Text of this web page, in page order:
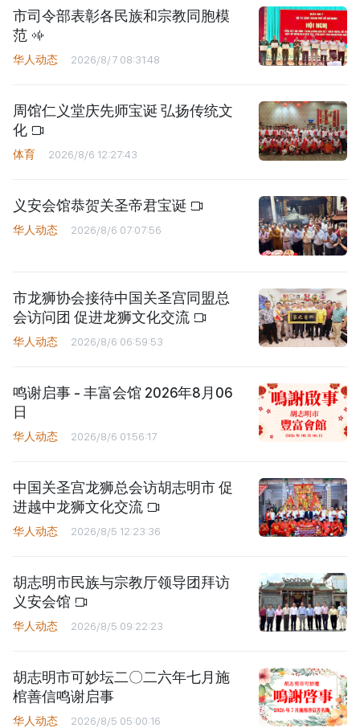
市司令部表彰各民族和宗教同胞模
范
华人动态 2026/8/7 08:31:48
周馆仁义堂庆先师宝诞 弘扬传统文
化
体育 2026/8/6 12:27:43
义安会馆恭贺关圣帝君宝诞
华人动态 2026/8/6 07:07:56
市龙狮协会接待中国关圣宫同盟总
会访问团 促进龙狮文化交流
华人动态 2026/8/6 06:59:53
鸣谢启事 - 丰富会馆 2026年8月06
日
华人动态 2026/8/6 01:56:17
中国关圣宫龙狮总会访胡志明市 促
进越中龙狮文化交流
华人动态 2026/8/5 12:23:36
胡志明市民族与宗教厅领导团拜访
义安会馆
华人动态 2026/8/5 09:22:23
胡志明市可妙坛二〇二六年七月施
棺善信鸣谢启事
华人动态 2026/8/5 05:00:16